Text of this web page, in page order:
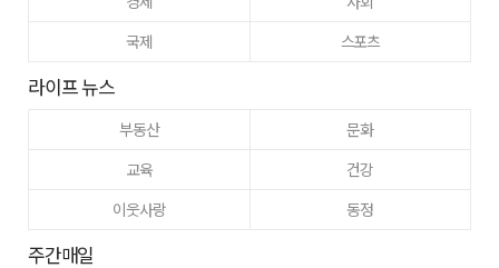
국제
스포츠
라이프 뉴스
부동산
문화
교육
건강
이웃사랑
동정
주간매일